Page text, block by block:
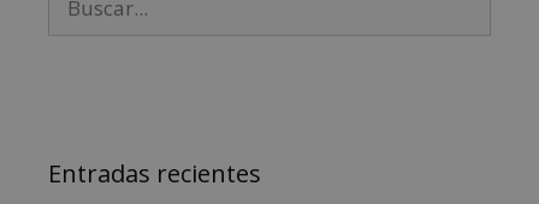
Entradas recientes